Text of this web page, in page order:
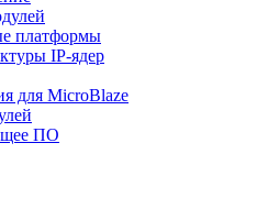
платформы
IP-ядер
для MicroBlaze
ПО